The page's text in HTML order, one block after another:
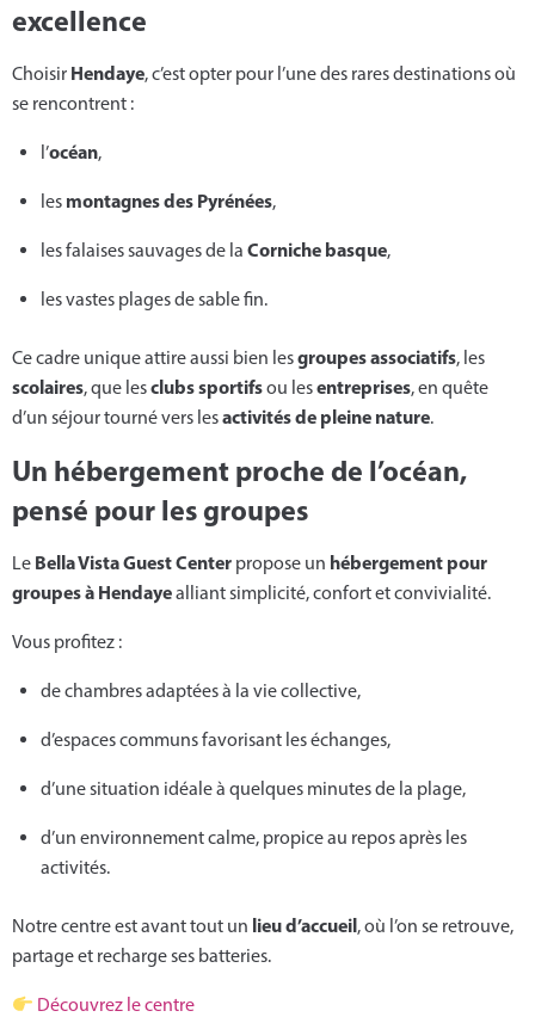
excellence
Choisir Hendaye, c’est opter pour l’une des rares destinations où
se rencontrent :
l’océan,
les montagnes des Pyrénées,
les falaises sauvages de la Corniche basque,
les vastes plages de sable fin.
Ce cadre unique attire aussi bien lesgroupes associatifs, les
scolaires, que lesclubs sportifsou lesentreprises, en quête
d’un séjour tourné vers lesactivités de pleine nature.
Un hébergement proche de l’océan,
pensé pour les groupes
Le Bella Vista Guest Center propose un hébergement pour
groupes à Hendayealliant simplicité, confort et convivialité.
Vous profitez :
de chambres adaptées à la vie collective,
d’espaces communs favorisant les échanges,
d’une situation idéale à quelques minutes de la plage,
d’un environnement calme, propice au repos après les
activités.
Notre centre est avant tout un lieu d’accueil, où l’on se retrouve,
partage et recharge ses batteries.
Découvrez le centre